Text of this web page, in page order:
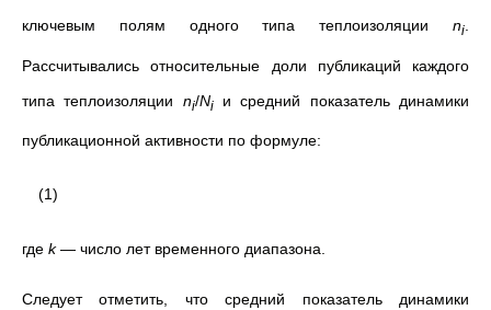
ключевым полям одного типа теплоизоляции ni
Рассчитывались относительные доли публикаций каждого
типа теплоизоляции ni/Niи средний показатель динамики
публикационной активности по формуле:
(1)
где k— число лет временного диапазона.
Следует отметить, что средний показатель динамики